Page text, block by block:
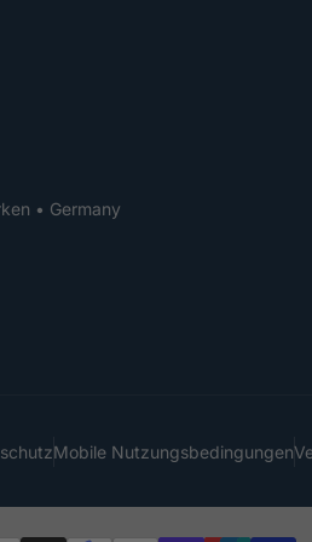
• Germany
Mobile Nutzungsbedingungen